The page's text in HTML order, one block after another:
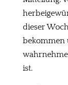
dieser
bekommen
ist.